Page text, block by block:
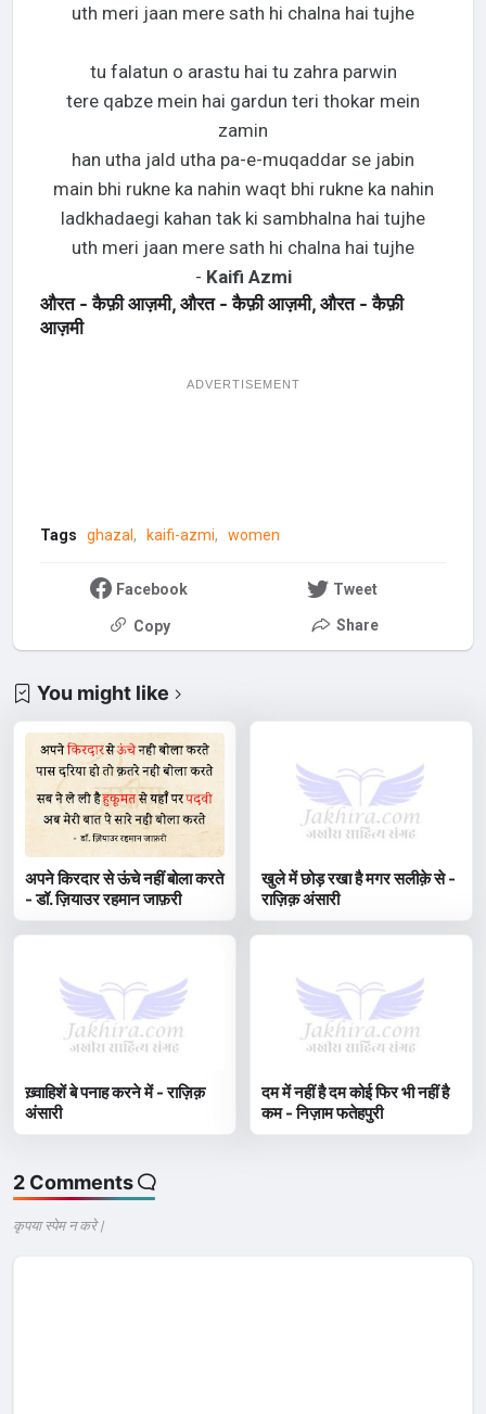
uth meri jaan mere sath hi chalna hai tujhe
tu falatun o arastu hai tu zahra parwin
tere qabze mein hai gardun teri thokar mein
zamin
han utha jald utha pa-e-muqaddar se jabin
main bhi rukne ka nahin waqt bhi rukne ka nahin
ladkhadaegi kahan tak ki sambhalna hai tujhe
uth meri jaan mere sath hi chalna hai tujhe
- Kaifi Azmi
औरत - कैफ़ी आज़मी, औरत - कैफ़ी आज़मी, औरत - कैफ़ी
आज़मी
ADVERTISEMENT
Tags ghazal kaifi-azmi women
Facebook Tweet
Copy Share
You might like
अपने किरदार से ऊंचे नहीं बोला करते
- डॉ. ज़ियाउर रहमान जाफ़री
खुले में छोड़ रखा है मगर सलीक़े से -
राज़िक़ अंसारी
ख़्वाहिशें बे पनाह करने में - राज़िक़
अंसारी
दम में नहीं है दम कोई फिर भी नहीं है
कम - निज़ाम फतेहपुरी
2 Comments
कृपया स्पेम न करे |